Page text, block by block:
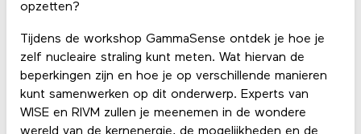
opzetten?
Tijdens de workshop GammaSense ontdek je hoe je
zelf nucleaire straling kunt meten. Wat hiervan de
beperkingen zijn en hoe je op verschillende manieren
kunt samenwerken op dit onderwerp. Experts van
WISE en RIVM zullen je meenemen in de wondere
wereld van de kernenergie, de mogelijkheden en de